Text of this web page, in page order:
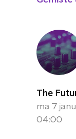
The
ma 7
04:00